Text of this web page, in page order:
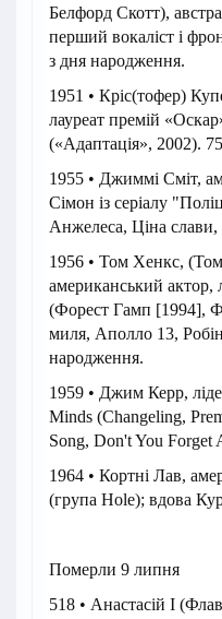
Белфорд Скотт),
перший вокаліст і
з дня народження.
1951 • Кріс(тофер)
лауреат премій
(«Адаптація», 2002).
1955 • Джиммі Сміт,
Сімон із серіалу
Анжелеса, Ціна слави,
1956 • Том Хенкс,
американський актор,
(Форест Гамп [1994],
миля, Аполло 13,
народження.
1959 • Джим Керр,
Minds (Changeling,
Song, Don't You Forget
1964 • Кортні Лав,
(група Hole); вдова
Померли 9 липня
518 • Анастасій I